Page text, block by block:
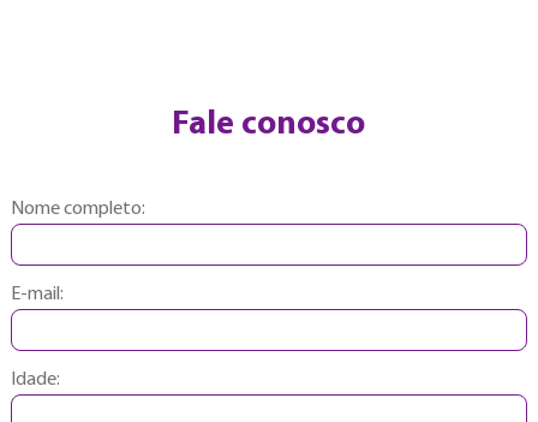
Fale conosco
Nome completo:
E-mail:
Idade: